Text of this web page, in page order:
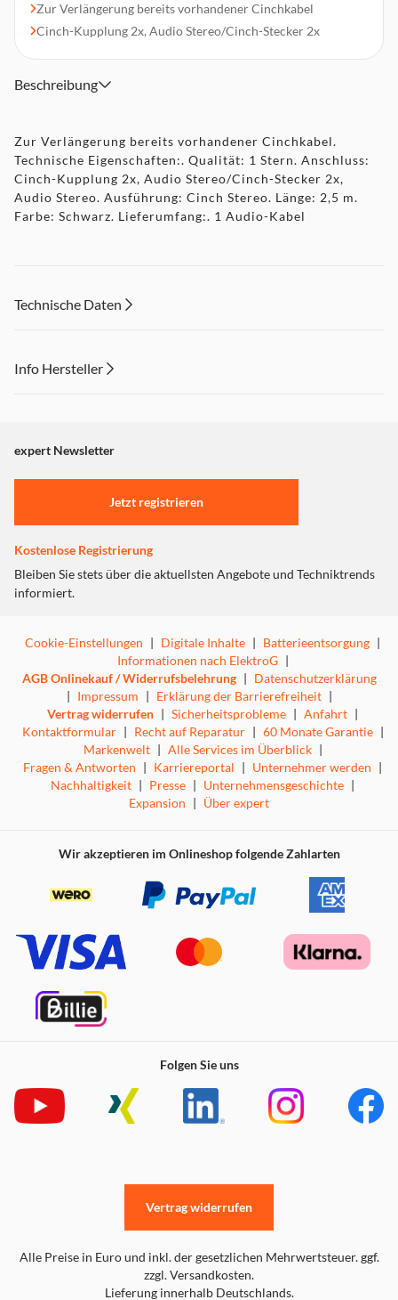
Zur Verlängerung bereits vorhandener Cinchkabel
Cinch-Kupplung 2x, Audio Stereo/Cinch-Stecker 2x
Beschreibung
Zur Verlängerung bereits vorhandener Cinchkabel.
Technische Eigenschaften:. Qualität: 1 Stern. Anschluss:
Cinch-Kupplung 2x, Audio Stereo/Cinch-Stecker 2x,
Audio Stereo. Ausführung: Cinch Stereo. Länge: 2,5 m.
Farbe: Schwarz. Lieferumfang:. 1 Audio-Kabel
Technische Daten
Info Hersteller
"Marketing".
Einstellungen anpassen
expert Newsletter
Jetzt registrieren
Kostenlose Registrierung
Bleiben Sie stets über die aktuellsten Angebote und Techniktrends
informiert.
Cookie-Einstellungen | Digitale Inhalte | Batterieentsorgung |
Informationen nach ElektroG |
AGB Onlinekauf / Widerrufsbelehrung | Datenschutzerklärung
| Impressum | Erklärung der Barrierefreiheit |
Vertrag widerrufen | Sicherheitsprobleme | Anfahrt |
Kontaktformular | Recht auf Reparatur | 60 Monate Garantie |
Markenwelt | Alle Services im Überblick |
Fragen & Antworten | Karriereportal | Unternehmer werden |
Nachhaltigkeit | Presse | Unternehmensgeschichte |
Expansion | Über expert
Wir akzeptieren im Onlineshop folgende Zahlarten
Folgen Sie uns
Alle Preise in Euro und inkl. der gesetzlichen Mehrwertsteuer. ggf.
zzgl. Versandkosten.
Lieferung innerhalb Deutschlands.
Vertrag widerrufen